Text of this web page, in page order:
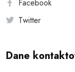
Facebook
Twitter
Dane